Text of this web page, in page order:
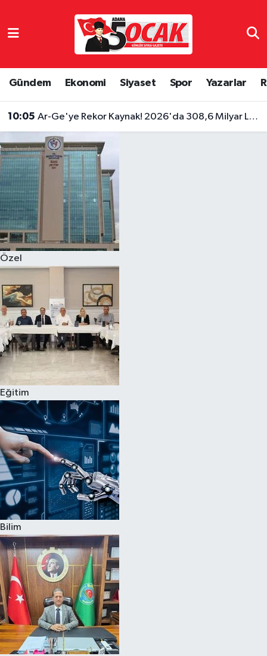
Gündem Ekonomi Siyaset Spor Yazarlar
10:05 Ar-Ge'ye Rekor Kaynak! 2026'da 308,6 Milyar Lira Ayrıldı
Özel
Eğitim
Bilim
Dünya
Eğitim
Ekonomi
Gündem
Özel
Resmi İlanlar
Siyaset
Spor
Yaşam
Yerel Yönetimler
Yurttan
Hava Durumu
Tüm Manşetler
Son Dakika Haberleri
Haber Arşivi